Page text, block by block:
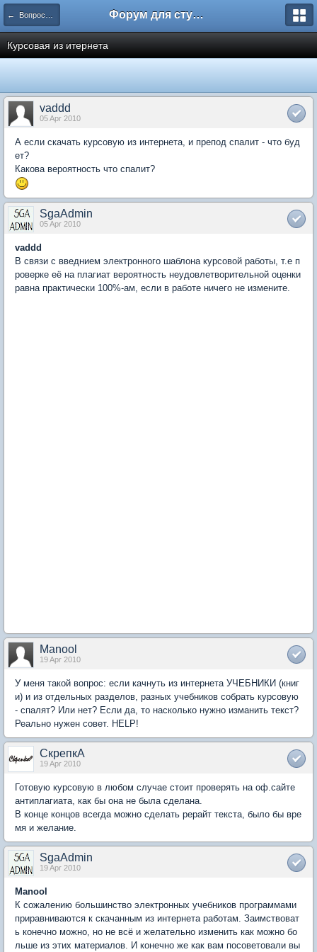
← Вопросы и ответы Форум для студента СГА
Курсовая из итернета
vaddd
05 Apr 2010
А если скачать курсовую из интернета, и препод спалит - что буд
ет?
Какова вероятность что спалит?
SgaAdmin
05 Apr 2010
vaddd
В связи с введнием электронного шаблона курсовой работы, т.е п
роверке её на плагиат вероятность неудовлетворительной оценки
равна практически 100%-ам, если в работе ничего не измените.
Manool
19 Apr 2010
У меня такой вопрос: если качнуть из интернета УЧЕБНИКИ (книг
и) и из отдельных разделов, разных учебников собрать курсовую
- спалят? Или нет? Если да, то насколько нужно изманить текст?
Реально нужен совет. HELP!
СкрепкА
19 Apr 2010
Готовую курсовую в любом случае стоит проверять на оф.сайте
антиплагиата, как бы она не была сделана.
В конце концов всегда можно сделать рерайт текста, было бы вре
мя и желание.
SgaAdmin
19 Apr 2010
Manool
К сожалению большинство электронных учебников программами
приравниваются к скачанным из интернета работам. Заимствоват
ь конечно можно, но не всё и желательно изменить как можно бо
льше из этих материалов. И конечно же как вам посоветовали вы